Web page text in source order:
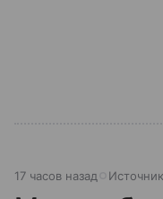
17 часов назад